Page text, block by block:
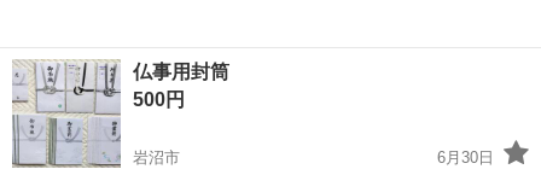
仏事用封筒
500円
岩沼市
6月30日